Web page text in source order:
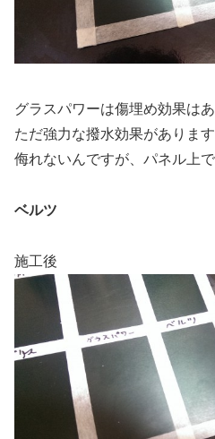
グラスパワーは傷埋め効果はあ
ただ強力な撥水効果がありま
侮れないんですが、パネル上
ベルツ
施工後